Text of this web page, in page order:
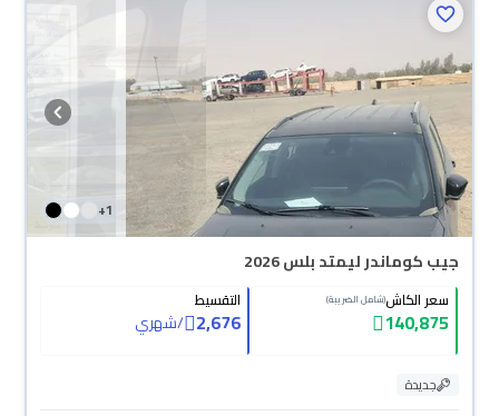
1
+
جيب كوماندر ليمتد بلس 2026
سعر الكاش(شامل الضريبة)
140,875
التقسيط
2,676
/شهري
جديدة